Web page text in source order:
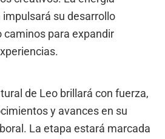
su desarrollo
caminos para expandir
de Leo brillará con fuerza,
y avances en su
La etapa estará marcada